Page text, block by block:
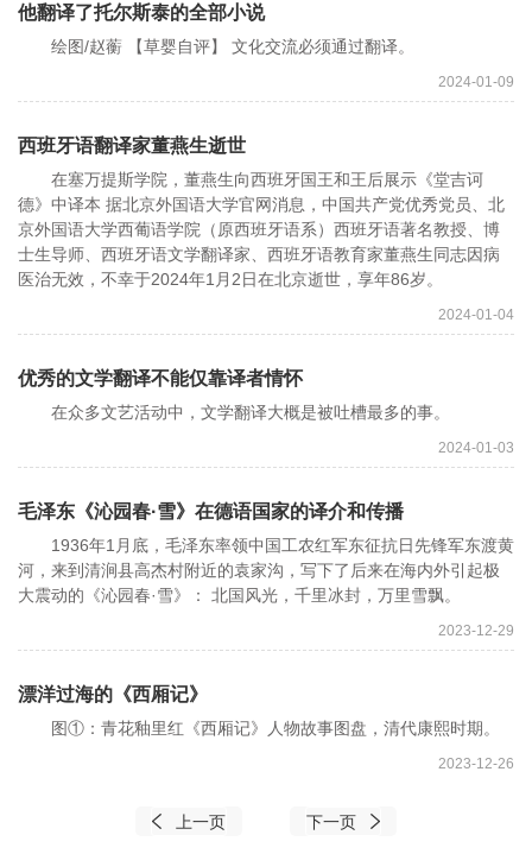
他翻译了托尔斯泰的全部小说
绘图/赵蘅 【草婴自评】 文化交流必须通过翻译。
2024-01-09
西班牙语翻译家董燕生逝世
在塞万提斯学院，董燕生向西班牙国王和王后展示《堂吉诃
德》中译本 据北京外国语大学官网消息，中国共产党优秀党员、北
京外国语大学西葡语学院（原西班牙语系）西班牙语著名教授、博
士生导师、西班牙语文学翻译家、西班牙语教育家董燕生同志因病
医治无效，不幸于2024年1月2日在北京逝世，享年86岁。
2024-01-04
优秀的文学翻译不能仅靠译者情怀
在众多文艺活动中，文学翻译大概是被吐槽最多的事。
2024-01-03
毛泽东《沁园春·雪》在德语国家的译介和传播
1936年1月底，毛泽东率领中国工农红军东征抗日先锋军东渡黄
河，来到清涧县高杰村附近的袁家沟，写下了后来在海内外引起极
大震动的《沁园春·雪》： 北国风光，千里冰封，万里雪飘。
2023-12-29
漂洋过海的《西厢记》
图①：青花釉里红《西厢记》人物故事图盘，清代康熙时期。
2023-12-26
上一页 下一页